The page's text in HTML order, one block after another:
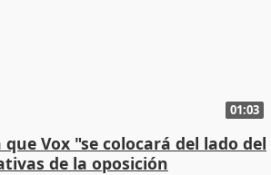
01:03
Vox "se colocará del lado del
de la oposición